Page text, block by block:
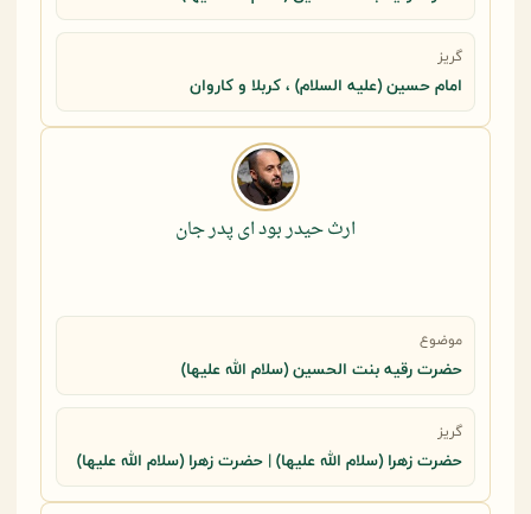
گریز
امام حسین (علیه السلام) ، کربلا و کاروان
ارث حیدر بود ای پدر جان
موضوع
حضرت رقيه بنت الحسين (سلام الله عليها)
گریز
حضرت زهرا (سلام الله علیها) | حضرت زهرا (سلام الله علیها)